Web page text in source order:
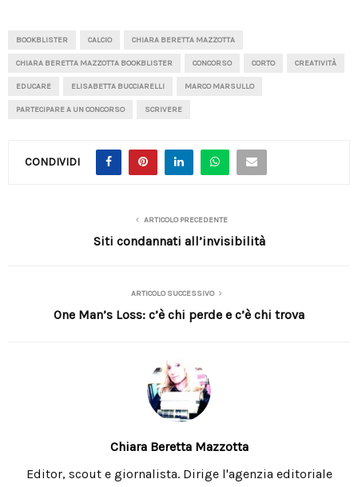
BOOKBLISTER CALCIO CHIARA BERETTA MAZZOTTA
CHIARA BERETTA MAZZOTTA BOOKBLISTER CONCORSO CORTO CREATIVITÀ
EDUCARE ELISABETTA BUCCIARELLI MARCO MARSULLO
PARTECIPARE A UN CONCORSO SCRIVERE
CONDIVIDI
ARTICOLO PRECEDENTE
Siti condannati all’invisibilità
ARTICOLO SUCCESSIVO
One Man’s Loss: c’è chi perde e c’è chi trova
Chiara Beretta Mazzotta
Editor, scout e giornalista. Dirige l'agenzia editoriale